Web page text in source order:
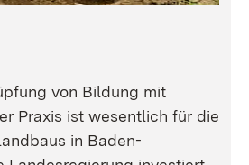
von Bildung mit
Praxis ist wesentlich für die
in Baden-